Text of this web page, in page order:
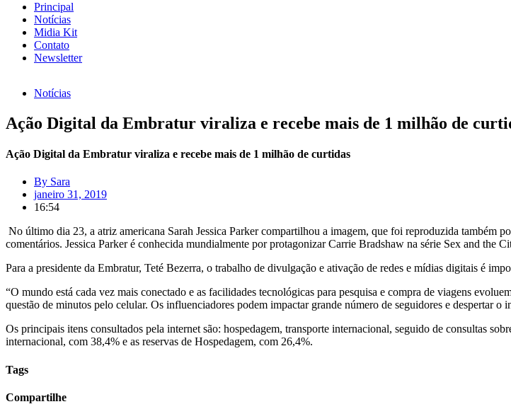
Principal
Notícias
Midia Kit
Contato
Newsletter
Notícias
Ação Digital da Embratur viraliza e recebe mais de 1 milhão de
Ação Digital da Embratur viraliza e recebe mais de 1 milhão de curtidas
By Sara
janeiro 31, 2019
16:54
No último dia 23, a atriz americana Sarah Jessica Parker compartilhou a imagem, que foi reproduzida
comentários. Jessica Parker é conhecida mundialmente por protagonizar Carrie Bradshaw na série Sex and the
Para a presidente da Embratur, Teté Bezerra, o trabalho de divulgação e ativação de redes e mídias digitais é
“O mundo está cada vez mais conectado e as facilidades tecnológicas para pesquisa e compra de viagens
questão de minutos pelo celular. Os influenciadores podem impactar grande número de seguidores e despertar
Os principais itens consultados pela internet são: hospedagem, transporte internacional, seguido de consultas
internacional, com 38,4% e as reservas de Hospedagem, com 26,4%.
Tags
Compartilhe